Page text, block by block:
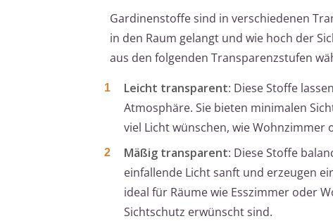
Gardinenstoffe sind in verschiedenen
in den Raum gelangt und wie hoch der
aus den folgenden Transparenzstufen
Leicht transparent: Diese Stoffe
Atmosphäre. Sie bieten minimalen
viel Licht wünschen, wie Wohnzimmer
Mäßig transparent: Diese Stoffe
einfallende Licht sanft und erzeugen
ideal für Räume wie Esszimmer oder
Sichtschutz erwünscht sind.